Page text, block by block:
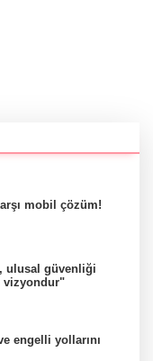
mobil çözüm!
ulusal güvenliği
vizyondur"
engelli yollarını